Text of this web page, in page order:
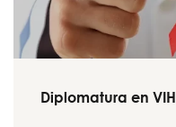
Diplomatura en VIH